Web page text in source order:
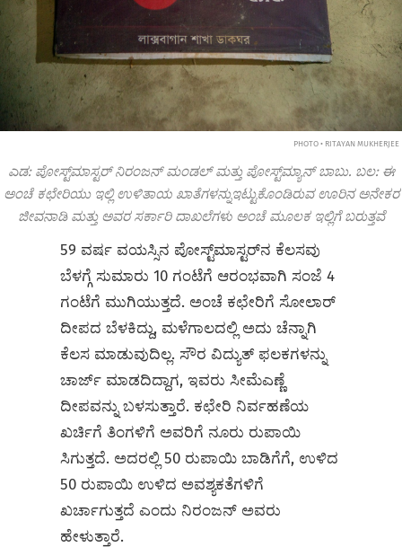
PHOTO • RITAYAN MUKHERJEE
ಎಡ: ಪೋಸ್ಟ್‌ಮಾಸ್ಟರ್ ನಿರಂಜನ್ ಮಂಡಲ್ ಮತ್ತು ಪೋಸ್ಟ್‌ಮ್ಯಾನ್ ಬಾಬು. ಬಲ: ಈ
ಅಂಚೆ ಕಛೇರಿಯು ಇಲ್ಲಿ ಉಳಿತಾಯ ಖಾತೆಗಳನ್ನುಇಟ್ಟುಕೊಂಡಿರುವ ಊರಿನ ಅನೇಕರ
ಜೀವನಾಡಿ ಮತ್ತು ಅವರ ಸರ್ಕಾರಿ ದಾಖಲೆಗಳು ಅಂಚೆ ಮೂಲಕ ಇಲ್ಲಿಗೆ ಬರುತ್ತವೆ‌
59 ವರ್ಷ ವಯಸ್ಸಿನ ಪೋಸ್ಟ್‌ಮಾಸ್ಟರ್‌ನ ಕೆಲಸವು
ಬೆಳಗ್ಗೆ ಸುಮಾರು 10 ಗಂಟೆಗೆ ಆರಂಭವಾಗಿ ಸಂಜೆ 4
ಗಂಟೆಗೆ ಮುಗಿಯುತ್ತದೆ. ಅಂಚೆ ಕಛೇರಿಗೆ ಸೋಲಾರ್‌
ದೀಪದ ಬೆಳಕಿದ್ದು, ಮಳೆಗಾಲದಲ್ಲಿ ಅದು ಚೆನ್ನಾಗಿ
ಕೆಲಸ ಮಾಡುವುದಿಲ್ಲ. ಸೌರ ವಿದ್ಯುತ್ ಫಲಕಗಳನ್ನು
ಚಾರ್ಜ್ ಮಾಡದಿದ್ದಾಗ, ಇವರು ಸೀಮೆಎಣ್ಣೆ
ದೀಪವನ್ನು ಬಳಸುತ್ತಾರೆ. ಕಛೇರಿ ನಿರ್ವಹಣೆಯ
ಖರ್ಚಿಗೆ ತಿಂಗಳಿಗೆ ಅವರಿಗೆ ನೂರು ರುಪಾಯಿ
ಸಿಗುತ್ತದೆ. ಅದರಲ್ಲಿ 50 ರುಪಾಯಿ ಬಾಡಿಗೆಗೆ, ಉಳಿದ
50 ರುಪಾಯಿ ಉಳಿದ ಅವಶ್ಯಕತೆಗಳಿಗೆ
ಖರ್ಚಾಗುತ್ತದೆ ಎಂದು ನಿರಂಜನ್ ಅವರು
ಹೇಳುತ್ತಾರೆ.